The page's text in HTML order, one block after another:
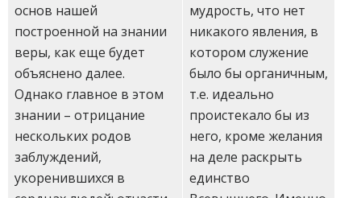
основ нашей
построенной на знании
веры, как еще будет
объяснено далее.
Однако главное в этом
знании – отрицание
нескольких родов
заблуждений,
укоренившихся в
мудрость, что нет
никакого явления, в
котором служение
было бы органичным,
т.е. идеально
проистекало бы из
него, кроме желания
на деле раскрыть
единство